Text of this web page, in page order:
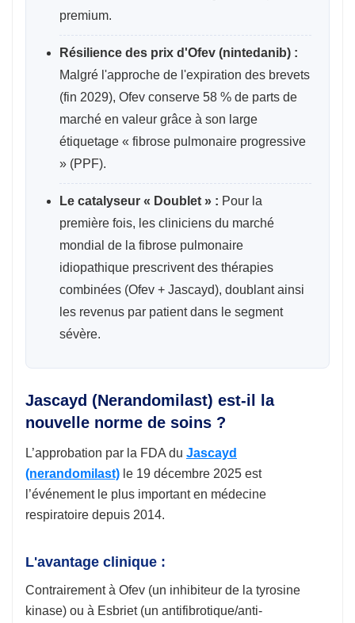
premium.
Résilience des prix d'Ofev (nintedanib) :
Malgré l'approche de l'expiration des brevets
(fin 2029), Ofev conserve 58 % de parts de
marché en valeur grâce à son large
étiquetage « fibrose pulmonaire progressive
» (PPF).
Le catalyseur « Doublet » : Pour la
première fois, les cliniciens du marché
mondial de la fibrose pulmonaire
idiopathique prescrivent des thérapies
combinées (Ofev + Jascayd), doublant ainsi
les revenus par patient dans le segment
sévère.
Jascayd (Nerandomilast) est-il la
nouvelle norme de soins ?
L’approbation par la FDA du Jascayd
(nerandomilast) le 19 décembre 2025 est
l’événement le plus important en médecine
respiratoire depuis 2014.
L'avantage clinique :
Contrairement à Ofev (un inhibiteur de la tyrosine
kinase) ou à Esbriet (un antifibrotique/anti-